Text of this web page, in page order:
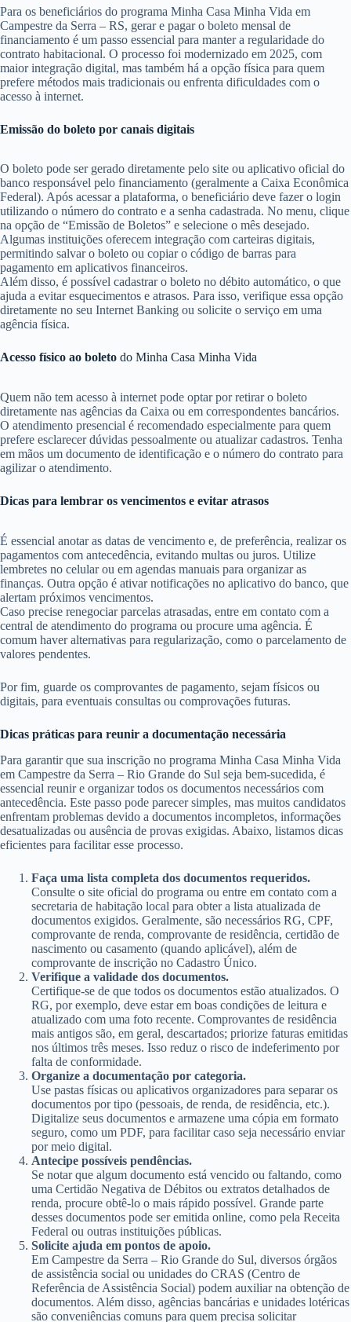
Para os beneficiários do programa Minha Casa Minha Vida em
Campestre da Serra – RS, gerar e pagar o boleto mensal de
financiamento é um passo essencial para manter a regularidade do
contrato habitacional. O processo foi modernizado em 2025, com
maior integração digital, mas também há a opção física para quem
prefere métodos mais tradicionais ou enfrenta dificuldades com o
acesso à internet.
Emissão do boleto por canais digitais
O boleto pode ser gerado diretamente pelo site ou aplicativo oficial do
banco responsável pelo financiamento (geralmente a Caixa Econômica
Federal). Após acessar a plataforma, o beneficiário deve fazer o login
utilizando o número do contrato e a senha cadastrada. No menu, clique
na opção de “Emissão de Boletos” e selecione o mês desejado.
Algumas instituições oferecem integração com carteiras digitais,
permitindo salvar o boleto ou copiar o código de barras para
pagamento em aplicativos financeiros.
Além disso, é possível cadastrar o boleto no débito automático, o que
ajuda a evitar esquecimentos e atrasos. Para isso, verifique essa opção
diretamente no seu Internet Banking ou solicite o serviço em uma
agência física.
Acesso físico ao boleto do Minha Casa Minha Vida
Quem não tem acesso à internet pode optar por retirar o boleto
diretamente nas agências da Caixa ou em correspondentes bancários.
O atendimento presencial é recomendado especialmente para quem
prefere esclarecer dúvidas pessoalmente ou atualizar cadastros. Tenha
em mãos um documento de identificação e o número do contrato para
agilizar o atendimento.
Dicas para lembrar os vencimentos e evitar atrasos
É essencial anotar as datas de vencimento e, de preferência, realizar os
pagamentos com antecedência, evitando multas ou juros. Utilize
lembretes no celular ou em agendas manuais para organizar as
finanças. Outra opção é ativar notificações no aplicativo do banco, que
alertam próximos vencimentos.
Caso precise renegociar parcelas atrasadas, entre em contato com a
central de atendimento do programa ou procure uma agência. É
comum haver alternativas para regularização, como o parcelamento de
valores pendentes.
Por fim, guarde os comprovantes de pagamento, sejam físicos ou
digitais, para eventuais consultas ou comprovações futuras.
Dicas práticas para reunir a documentação necessária
Para garantir que sua inscrição no programa Minha Casa Minha Vida
em Campestre da Serra – Rio Grande do Sul seja bem-sucedida, é
essencial reunir e organizar todos os documentos necessários com
antecedência. Este passo pode parecer simples, mas muitos candidatos
enfrentam problemas devido a documentos incompletos, informações
desatualizadas ou ausência de provas exigidas. Abaixo, listamos dicas
eficientes para facilitar esse processo.
Faça uma lista completa dos documentos requeridos.
Consulte o site oficial do programa ou entre em contato com a
secretaria de habitação local para obter a lista atualizada de
documentos exigidos. Geralmente, são necessários RG, CPF,
comprovante de renda, comprovante de residência, certidão de
nascimento ou casamento (quando aplicável), além de
comprovante de inscrição no Cadastro Único.
Verifique a validade dos documentos.
Certifique-se de que todos os documentos estão atualizados. O
RG, por exemplo, deve estar em boas condições de leitura e
atualizado com uma foto recente. Comprovantes de residência
mais antigos são, em geral, descartados; priorize faturas emitidas
nos últimos três meses. Isso reduz o risco de indeferimento por
falta de conformidade.
Organize a documentação por categoria.
Use pastas físicas ou aplicativos organizadores para separar os
documentos por tipo (pessoais, de renda, de residência, etc.).
Digitalize seus documentos e armazene uma cópia em formato
seguro, como um PDF, para facilitar caso seja necessário enviar
por meio digital.
Antecipe possíveis pendências.
Se notar que algum documento está vencido ou faltando, como
uma Certidão Negativa de Débitos ou extratos detalhados de
renda, procure obtê-lo o mais rápido possível. Grande parte
desses documentos pode ser emitida online, como pela Receita
Federal ou outras instituições públicas.
Solicite ajuda em pontos de apoio.
Em Campestre da Serra – Rio Grande do Sul, diversos órgãos
de assistência social ou unidades do CRAS (Centro de
Referência de Assistência Social) podem auxiliar na obtenção de
documentos. Além disso, agências bancárias e unidades lotéricas
são conveniências comuns para quem precisa solicitar